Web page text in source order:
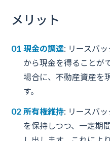
メリット
現金の調達: リースバ
から現金を得ることが
場合に、不動産資産を
す。
所有権維持: リースバ
を保持しつつ、一定期